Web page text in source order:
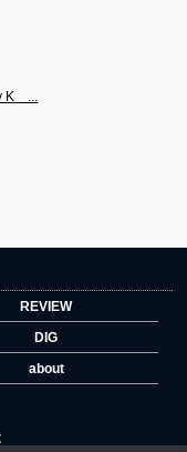
K　...
REVIEW
DIG
about